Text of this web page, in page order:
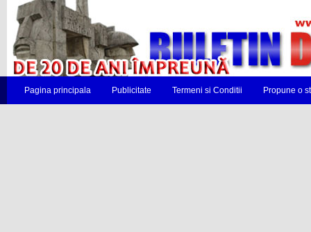
Pagina principala Publicitate Termeni si Conditii Propune o